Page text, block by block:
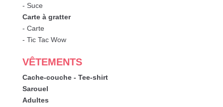
- Suce
Carte à gratter
- Carte
- Tic Tac Wow
VÊTEMENTS
Cache-couche - Tee-shirt
Sarouel
Adultes